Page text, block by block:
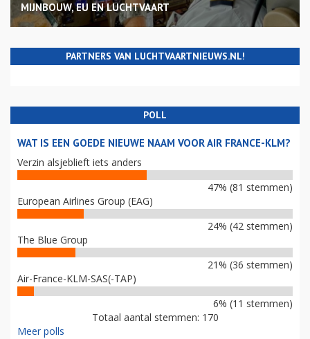
MIJNBOUW, EU EN LUCHTVAART
PARTNERS VAN LUCHTVAARTNIEUWS.NL!
POLL
WAT IS EEN GOEDE NIEUWE NAAM VOOR AIR FRANCE-KLM?
Verzin alsjeblieft iets anders
47% (81 stemmen)
European Airlines Group (EAG)
24% (42 stemmen)
The Blue Group
21% (36 stemmen)
Air-France-KLM-SAS(-TAP)
6% (11 stemmen)
Totaal aantal stemmen: 170
Meer polls